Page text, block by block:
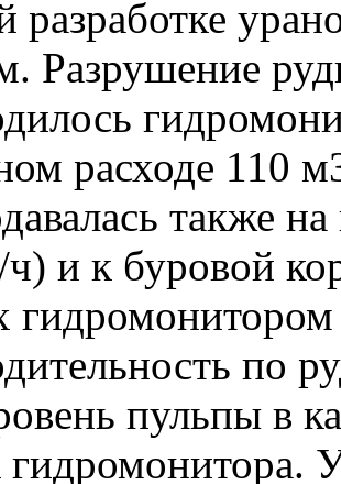
разработке
Разрушение
расходе 110
также
и к буровой
по
пульпы в
гидромонитора.